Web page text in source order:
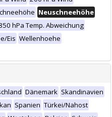
Neuschneehöhe
hPa Temp. Abweichung
Eis Wellenhoehe
Dänemark Skandinavien
Spanien Türkei/Nahost